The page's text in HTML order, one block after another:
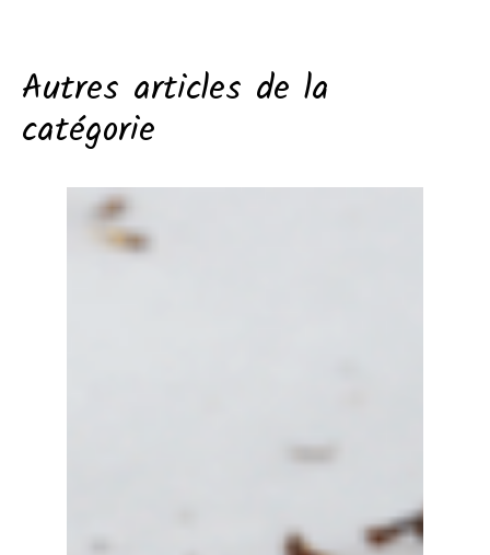
Autres articles de la
catégorie